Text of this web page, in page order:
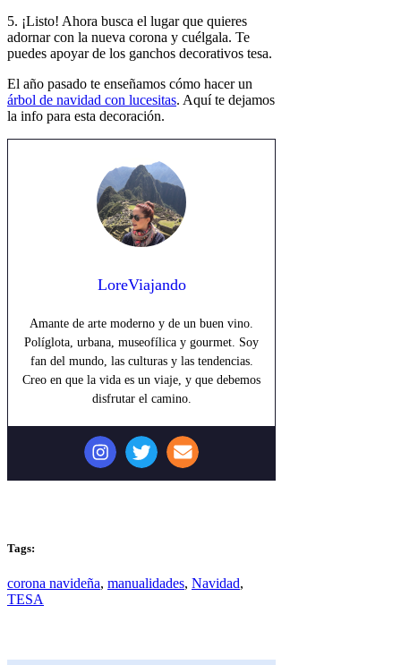
5. ¡Listo! Ahora busca el lugar que quieres
adornar con la nueva corona y cuélgala. Te
puedes apoyar de los ganchos decorativos tesa.
El año pasado te enseñamos cómo hacer un
árbol de navidad con lucesitas. Aquí te dejamos
la info para esta decoración.
LoreViajando
Amante de arte moderno y de un buen vino.
Políglota, urbana, museofílica y gourmet. Soy
fan del mundo, las culturas y las tendencias.
Creo en que la vida es un viaje, y que debemos
disfrutar el camino.
Tags:
corona navideña, manualidades, Navidad,
TESA